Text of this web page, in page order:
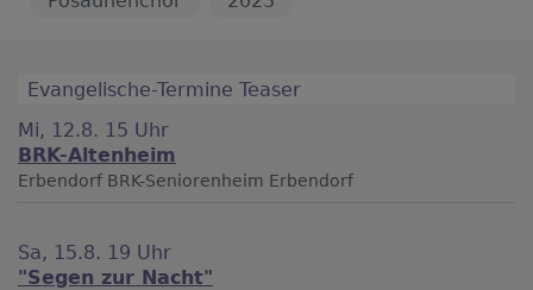
Evangelische-Termine Teaser
Mi, 12.8. 15 Uhr
BRK-Altenheim
Erbendorf BRK-Seniorenheim Erbendorf
Sa, 15.8. 19 Uhr
"Segen zur Nacht"